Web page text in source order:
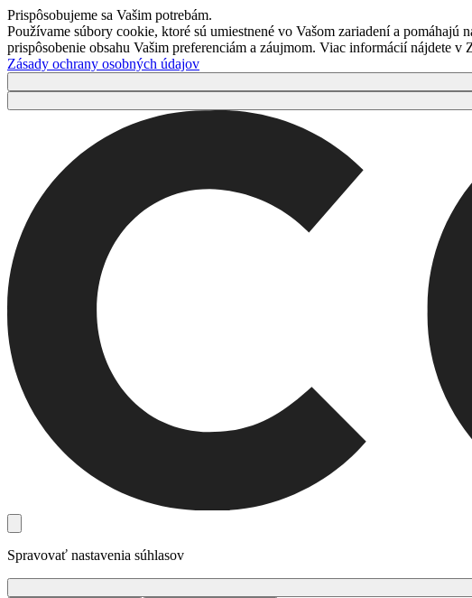
Prispôsobujeme sa Vašim potrebám.
Používame súbory cookie, ktoré sú umiestnené vo Vašom zariadení a
prispôsobenie obsahu Vašim preferenciám a záujmom. Viac informácií nájdete
Zásady ochrany osobných údajov
Spravovať nastavenia súhlasov